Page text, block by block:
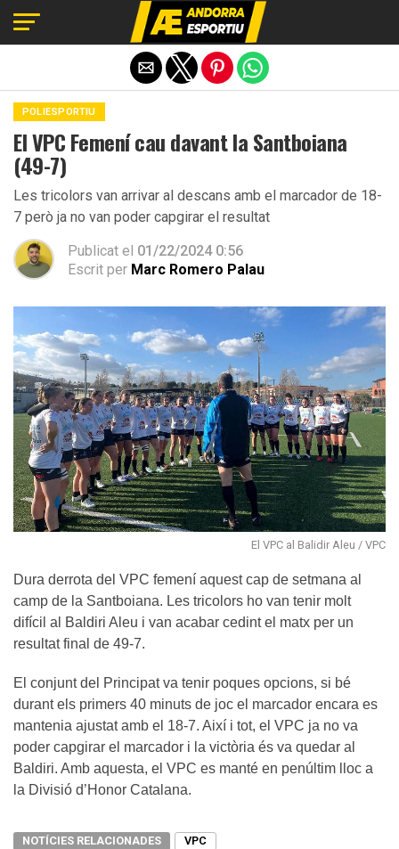
POLIESPORTIU
El VPC Femení cau davant la Santboiana
(49-7)
Les tricolors van arrivar al descans amb el marcador de 18-
7 però ja no van poder capgirar el resultat
Publicat el 01/22/2024 0:56
Escrit per Marc Romero Palau
El VPC al Balidir Aleu / VPC
Dura derrota del VPC femení aquest cap de setmana al
camp de la Santboiana. Les tricolors ho van tenir molt
difícil al Baldiri Aleu i van acabar cedint el matx per un
resultat final de 49-7.
El conjunt del Principat va tenir poques opcions, si bé
durant els primers 40 minuts de joc el marcador encara es
mantenia ajustat amb el 18-7. Així i tot, el VPC ja no va
poder capgirar el marcador i la victòria és va quedar al
Baldiri. Amb aquesta, el VPC es manté en penúltim lloc a
la Divisió d’Honor Catalana.
NOTÍCIES RELACIONADES VPC
Exit mobile version